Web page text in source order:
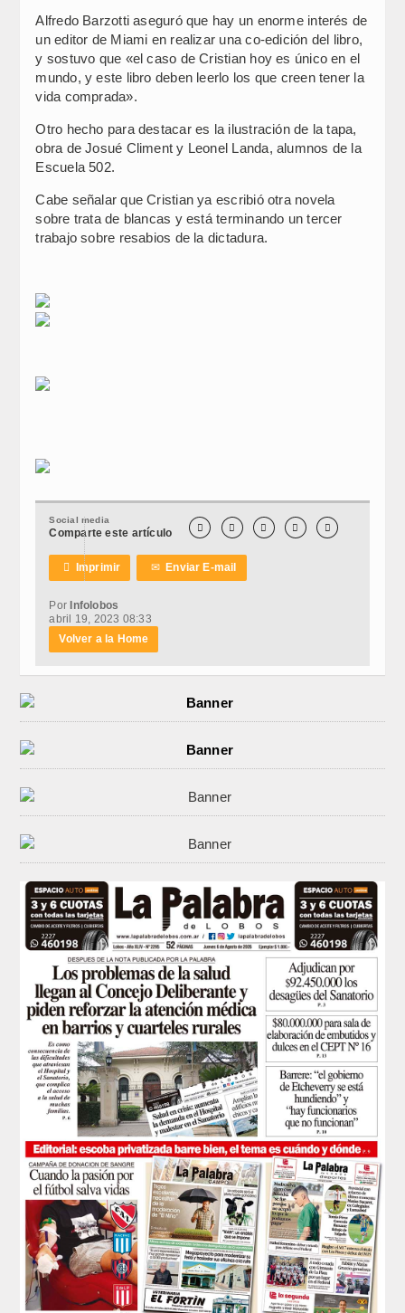
Alfredo Barzotti aseguró que hay un enorme interés de
un editor de Miami en realizar una co-edición del libro,
y sostuvo que «el caso de Cristian hoy es único en el
mundo, y este libro deben leerlo los que creen tener la
vida comprada».
Otro hecho para destacar es la ilustración de la tapa,
obra de Josué Climent y Leonel Landa, alumnos de la
Escuela 502.
Cabe señalar que Cristian ya escribió otra novela
sobre trata de blancas y está terminando un tercer
trabajo sobre resabios de la dictadura.
Social media
Comparte este artículo     
 Imprimir ✉Enviar E-mail
Por Infolobos
abril 19, 2023 08:33
Volver a la Home